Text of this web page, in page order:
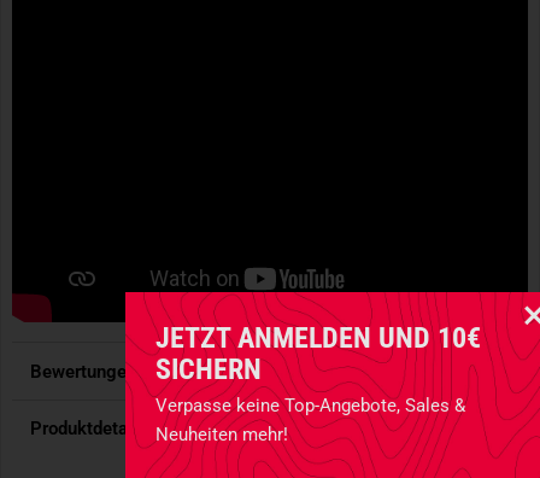
JETZT ANMELDEN UND 10€
SICHERN
Verpasse keine Top-Angebote, Sales &
Neuheiten mehr!
Bewertungen 4.91/ 5 Sternen
Produktdetails